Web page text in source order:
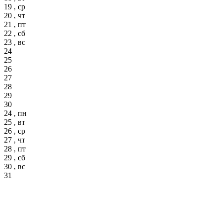
19 , ср
20 , чт
21 , пт
22 , сб
23 , вс
24
25
26
27
28
29
30
24 , пн
25 , вт
26 , ср
27 , чт
28 , пт
29 , сб
30 , вс
31